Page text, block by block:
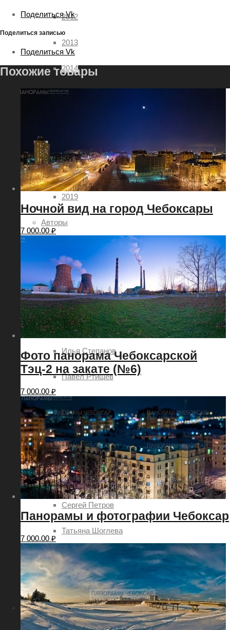
2012
2013
2014
2015
2018
2019
Авторы
Александр Демьянов
Aleksey Sitdikov
Анатолий Овчинников
Алексей Семёнов
Илья Степанов
Павел Ртищев
Евгений Шаров
Наталия Овсянникова
Роман Петров
Руслан Акимов
Сергей Петров
Татьяна Шоглева
Никита Ядровский
Дмитрий Леонтьев
Услуги
Поделиться Vk
Поделиться записью
Поделиться Vk
Похожие товары
Ночной вид на город Чебоксары
7 000.00 ₽
Фото панорама Чебоксарской
Тэц-2 на закате (№6)
7 000.00 ₽
Панорамы и фотографии Чебоксар
7 000.00 ₽